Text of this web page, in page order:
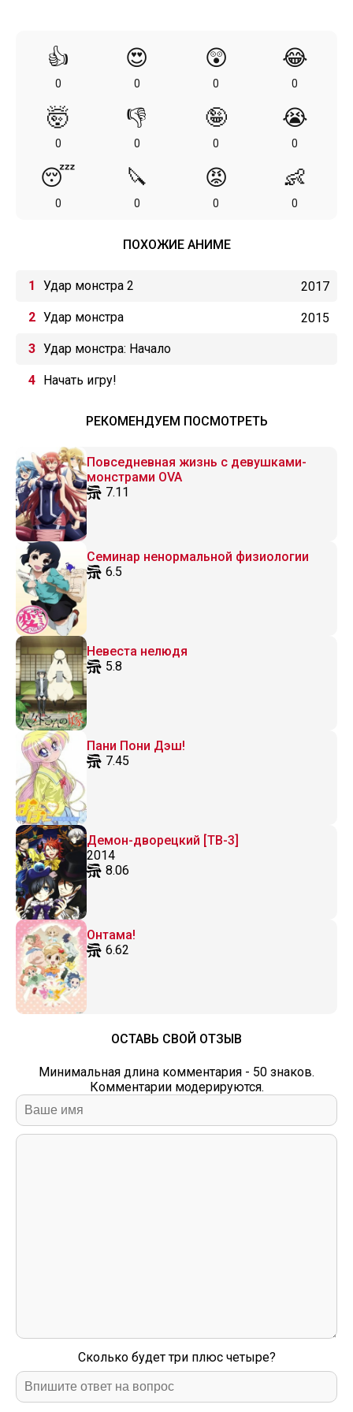
👍
0
😍
0
😲
0
😂
0
🤯
0
👎
0
🤪
0
😭
0
😴
0
🔪
0
😡
0
👶
0
ПОХОЖИЕ АНИМЕ
Удар монстра 2 2017
Удар монстра 2015
Удар монстра: Начало
Начать игру!
РЕКОМЕНДУЕМ ПОСМОТРЕТЬ
Повседневная жизнь с девушками-
монстрами OVA
7.11
Семинар ненормальной физиологии
6.5
Невеста нелюдя
5.8
Пани Пони Дэш!
7.45
Демон-дворецкий [ТВ-3]
2014
8.06
Онтама!
6.62
ОСТАВЬ СВОЙ ОТЗЫВ
Минимальная длина комментария - 50 знаков.
Комментарии модерируются.
Сколько будет три плюс четыре?